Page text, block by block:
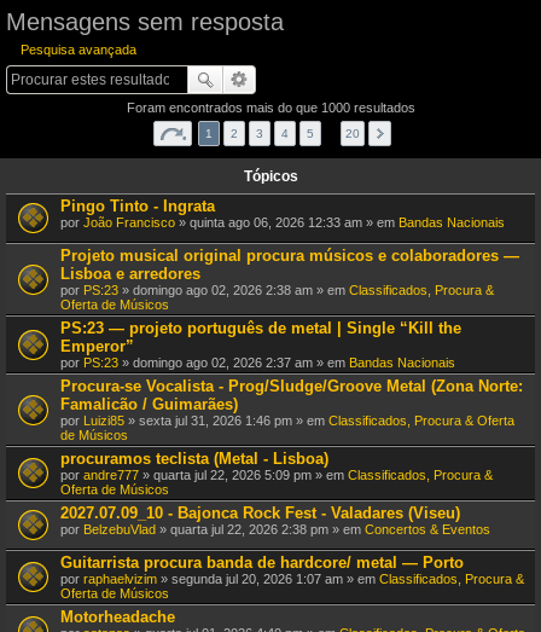
Mensagens sem resposta
Pesquisa avançada
Foram encontrados mais do que 1000 resultados
1 2 3 4 5 20
Tópicos
Pingo Tinto - Ingrata
por João Francisco » quinta ago 06, 2026 12:33 am » em Bandas Nacionais
Projeto musical original procura músicos e colaboradores —
Lisboa e arredores
por PS:23 » domingo ago 02, 2026 2:38 am » em Classificados, Procura &
Oferta de Músicos
PS:23 — projeto português de metal | Single “Kill the
Emperor”
por PS:23 » domingo ago 02, 2026 2:37 am » em Bandas Nacionais
Procura-se Vocalista - Prog/Sludge/Groove Metal (Zona Norte:
Famalicão / Guimarães)
por Luizi85 » sexta jul 31, 2026 1:46 pm » em Classificados, Procura & Oferta
de Músicos
procuramos teclista (Metal - Lisboa)
por andre777 » quarta jul 22, 2026 5:09 pm » em Classificados, Procura &
Oferta de Músicos
2027.07.09_10 - Bajonca Rock Fest - Valadares (Viseu)
por BelzebuVlad » quarta jul 22, 2026 2:38 pm » em Concertos & Eventos
Guitarrista procura banda de hardcore/ metal — Porto
por raphaelvizim » segunda jul 20, 2026 1:07 am » em Classificados, Procura &
Oferta de Músicos
Motorheadache